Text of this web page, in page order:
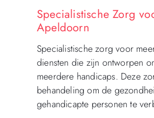
Specialistische Zorg
Apeldoorn
Specialistische zorg voor
diensten die zijn ontworpen
meerdere handicaps. Deze
behandeling om de
gehandicapte personen te